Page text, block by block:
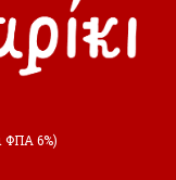
ΦΠΑ 6%)